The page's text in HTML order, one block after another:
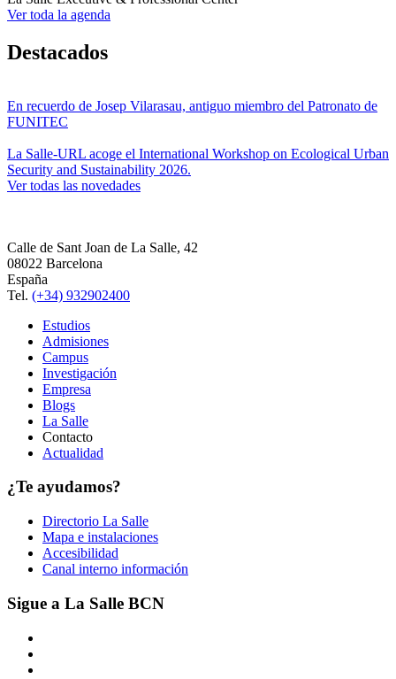
Ver toda la agenda
Destacados
En recuerdo de Josep Vilarasau, antiguo miembro del Patronato de
FUNITEC
La Salle-URL acoge el International Workshop on Ecological Urban
Security and Sustainability 2026.
Ver todas las novedades
Calle de Sant Joan de La Salle, 42
08022 Barcelona
España
Tel. (+34) 932902400
Estudios
Admisiones
Campus
Investigación
Empresa
Blogs
La Salle
Contacto
Actualidad
¿Te ayudamos?
Directorio La Salle
Mapa e instalaciones
Accesibilidad
Canal interno información
Sigue a La Salle BCN